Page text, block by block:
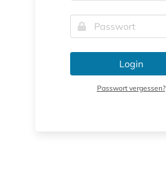
Login
Passwort vergessen?